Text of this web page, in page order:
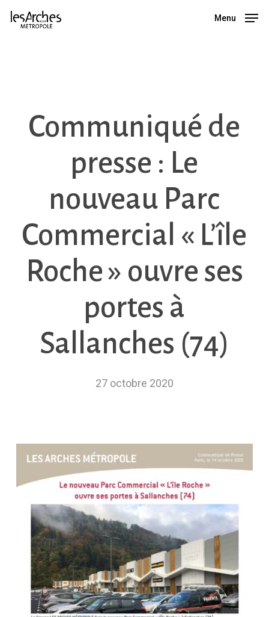
Skip
Menu
Communiqué de
presse : Le
nouveau Parc
Commercial « L’île
Roche » ouvre ses
portes à
Sallanches (74)
27 octobre 2020